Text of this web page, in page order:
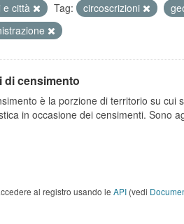
e città Tag: circoscrizioni
di censimento
è la porzione di territorio su cui
in occasione dei censimenti. Sono
al registro usando le API (vedi